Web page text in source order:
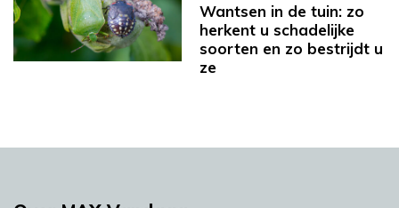
Wantsen in de tuin: zo
herkent u schadelijke
soorten en zo bestrijdt u
ze